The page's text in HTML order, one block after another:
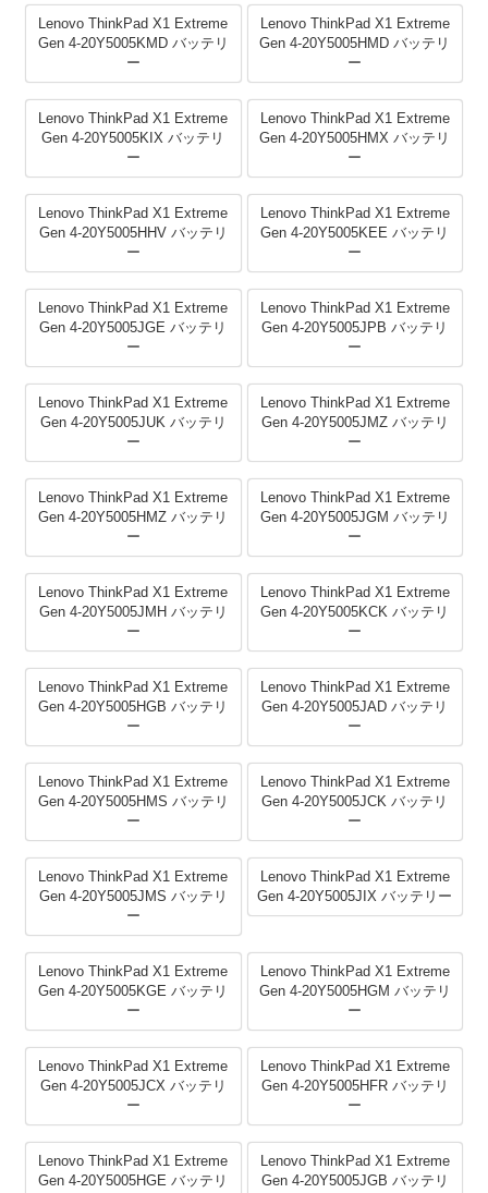
Lenovo ThinkPad X1 Extreme
Gen 4-20Y5005KMD バッテリ
ー
Lenovo ThinkPad X1 Extreme
Gen 4-20Y5005HMD バッテリ
ー
Lenovo ThinkPad X1 Extreme
Gen 4-20Y5005KIX バッテリ
ー
Lenovo ThinkPad X1 Extreme
Gen 4-20Y5005HMX バッテリ
ー
Lenovo ThinkPad X1 Extreme
Gen 4-20Y5005HHV バッテリ
ー
Lenovo ThinkPad X1 Extreme
Gen 4-20Y5005KEE バッテリ
ー
Lenovo ThinkPad X1 Extreme
Gen 4-20Y5005JGE バッテリ
ー
Lenovo ThinkPad X1 Extreme
Gen 4-20Y5005JPB バッテリ
ー
Lenovo ThinkPad X1 Extreme
Gen 4-20Y5005JUK バッテリ
ー
Lenovo ThinkPad X1 Extreme
Gen 4-20Y5005JMZ バッテリ
ー
Lenovo ThinkPad X1 Extreme
Gen 4-20Y5005HMZ バッテリ
ー
Lenovo ThinkPad X1 Extreme
Gen 4-20Y5005JGM バッテリ
ー
Lenovo ThinkPad X1 Extreme
Gen 4-20Y5005JMH バッテリ
ー
Lenovo ThinkPad X1 Extreme
Gen 4-20Y5005KCK バッテリ
ー
Lenovo ThinkPad X1 Extreme
Gen 4-20Y5005HGB バッテリ
ー
Lenovo ThinkPad X1 Extreme
Gen 4-20Y5005JAD バッテリ
ー
Lenovo ThinkPad X1 Extreme
Gen 4-20Y5005HMS バッテリ
ー
Lenovo ThinkPad X1 Extreme
Gen 4-20Y5005JCK バッテリ
ー
Lenovo ThinkPad X1 Extreme
Gen 4-20Y5005JMS バッテリ
ー
Lenovo ThinkPad X1 Extreme
Gen 4-20Y5005JIX バッテリー
Lenovo ThinkPad X1 Extreme
Gen 4-20Y5005KGE バッテリ
ー
Lenovo ThinkPad X1 Extreme
Gen 4-20Y5005HGM バッテリ
ー
Lenovo ThinkPad X1 Extreme
Gen 4-20Y5005JCX バッテリ
ー
Lenovo ThinkPad X1 Extreme
Gen 4-20Y5005HFR バッテリ
ー
Lenovo ThinkPad X1 Extreme
Gen 4-20Y5005HGE バッテリ
Lenovo ThinkPad X1 Extreme
Gen 4-20Y5005JGB バッテリ